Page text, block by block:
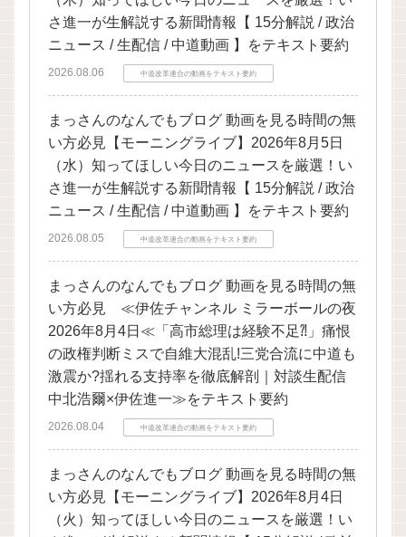
さ進一が生解説する新聞情報【 15分解説 / 政治
ニュース / 生配信 / 中道動画 】をテキスト要約
2026.08.06 中道改革連合の動画をテキスト要約
まっさんのなんでもブログ 動画を見る時間の無
い方必見【モーニングライブ】2026年8月5日
（水）知ってほしい今日のニュースを厳選！い
さ進一が生解説する新聞情報【 15分解説 / 政治
ニュース / 生配信 / 中道動画 】をテキスト要約
2026.08.05 中道改革連合の動画をテキスト要約
まっさんのなんでもブログ 動画を見る時間の無
い方必見 ≪伊佐チャンネル ミラーボールの夜
2026年8月4日≪「高市総理は経験不足⁈」痛恨
の政権判断ミスで自維大混乱!三党合流に中道も
激震か?揺れる支持率を徹底解剖｜対談生配信
中北浩爾×伊佐進一≫をテキスト要約
2026.08.04 中道改革連合の動画をテキスト要約
まっさんのなんでもブログ 動画を見る時間の無
い方必見【モーニングライブ】2026年8月4日
（火）知ってほしい今日のニュースを厳選！い